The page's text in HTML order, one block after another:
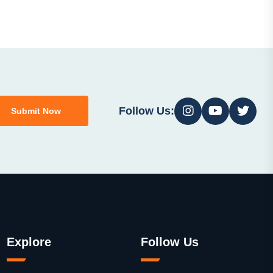
Submit Now Follow Us:
Explore Follow Us